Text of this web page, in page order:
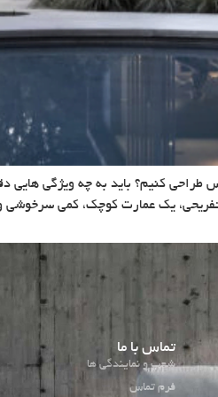
طراحی کنیم؟ باید به چه ویژگی
یک عمارت کوچک، کمی
تماس با ما
شعب و نمایندگی ها
فرم تماس